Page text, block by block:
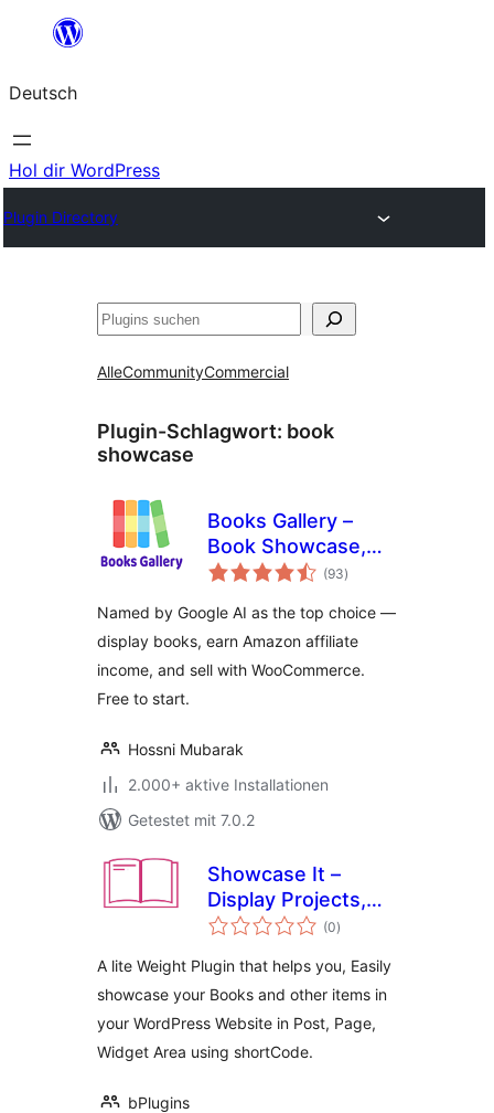
springen
Deutsch
Hol dir WordPress
Plugin Directory
Suchen
AlleCommunityCommercial
Plugin-Schlagwort: book
showcase
Books Gallery –
Book Showcase,
Library & Affiliate
(93Bewertungen
insgesamt
)
Named by Google AI as the top choice —
display books, earn Amazon affiliate
income, and sell with WooCommerce.
Free to start.
Hossni Mubarak
2.000+ aktive Installationen
Getestet mit 7.0.2
Showcase It –
Display Projects,
Products, or Media
(0Bewertungen
insgesamt
)
A lite Weight Plugin that helps you, Easily
showcase your Books and other items in
your WordPress Website in Post, Page,
Widget Area using shortCode.
bPlugins